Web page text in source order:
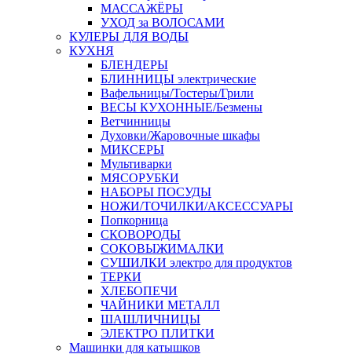
МАССАЖЁРЫ
УХОД за ВОЛОСАМИ
КУЛЕРЫ ДЛЯ ВОДЫ
КУХНЯ
БЛЕНДЕРЫ
БЛИННИЦЫ электрические
Вафельницы/Тостеры/Грили
ВЕСЫ КУХОННЫЕ/Безмены
Ветчинницы
Духовки/Жаровочные шкафы
МИКСЕРЫ
Мультиварки
МЯСОРУБКИ
НАБОРЫ ПОСУДЫ
НОЖИ/ТОЧИЛКИ/АКСЕССУАРЫ
Попкорница
СКОВОРОДЫ
СОКОВЫЖИМАЛКИ
СУШИЛКИ электро для продуктов
ТЕРКИ
ХЛЕБОПЕЧИ
ЧАЙНИКИ МЕТАЛЛ
ШАШЛИЧНИЦЫ
ЭЛЕКТРО ПЛИТКИ
Машинки для катышков